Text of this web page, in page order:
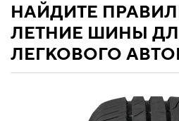
НАЙДИТЕ
ЛЕТНИЕ ШИНЫ
ЛЕГКОВОГО